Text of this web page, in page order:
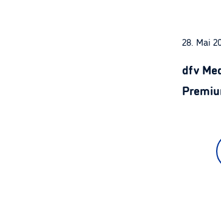
28. Mai
dfv